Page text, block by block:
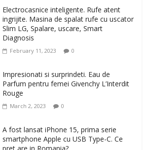
Electrocasnice inteligente. Rufe atent
ingrijite. Masina de spalat rufe cu uscator
Slim LG, Spalare, uscare, Smart
Diagnosis
February 11, 2023 0
Impresionati si surprindeti. Eau de
Parfum pentru femei Givenchy L’Interdit
Rouge
March 2, 2023 0
A fost lansat iPhone 15, prima serie
smartphone Apple cu USB Type-C. Ce